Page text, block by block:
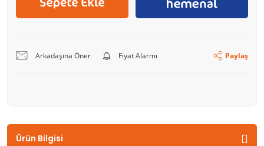
Arkadaşına Öner Fiyat Alarmı Paylaş
Ürün Bilgisi